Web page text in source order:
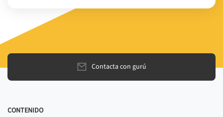
Contacta con gurú
CONTENIDO